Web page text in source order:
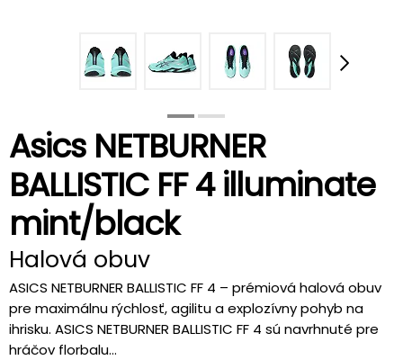
Asics NETBURNER
BALLISTIC FF 4 illuminate
mint/black
Halová obuv
ASICS NETBURNER BALLISTIC FF 4 – prémiová halová obuv
pre maximálnu rýchlosť, agilitu a explozívny pohyb na
ihrisku. ASICS NETBURNER BALLISTIC FF 4 sú navrhnuté pre
hráčov florbalu...